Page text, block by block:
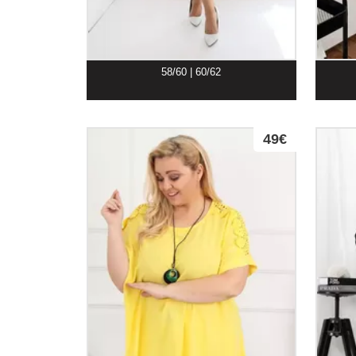
58/60 | 60/62
49€